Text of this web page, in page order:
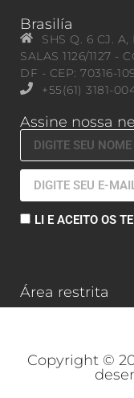
Brasilía
SHS Q. 6 CJ. A,
SALAS 1126/1127 -
DF - CEP: 70316-
+55(61) 3181-
Assine nossa
LI E ACEITO OS
Área restrita
Copyright ©